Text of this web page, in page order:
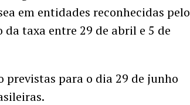
em entidades reconhecidas pelo
taxa entre 29 de abril e 5 de
previstas para o dia 29 de junho